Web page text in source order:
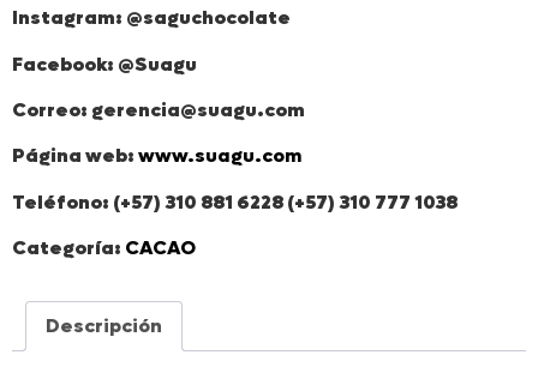
Instagram: @saguchocolate
Facebook: @Suagu
Correo: gerencia@suagu.com
Página web:www.suagu.com
Teléfono: (+57) 310 881 6228 (+57) 310 777 1038
Categoría: CACAO
Descripción